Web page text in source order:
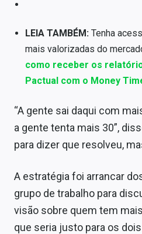
LEIA TAMBÉM:Tenha
mais valorizadas do
como receber os
Pactual com o Money
“A gente sai daqui com
a gente tenta mais 30”,
para dizer que resolveu,
A estratégia foi arrancar
grupo de trabalho para
visão sobre quem tem
que seria justo para os